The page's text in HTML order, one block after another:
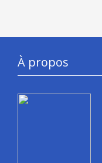
À propos